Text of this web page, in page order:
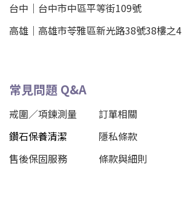
台中｜ 台中市中區平等街109號
高雄｜ 高雄市苓雅區新光路38號38樓之4
常見問題 Q&A
戒圍／項鍊測量
訂單相關
鑽石保養清潔
隱私條款
售後保固服務
條款與細則